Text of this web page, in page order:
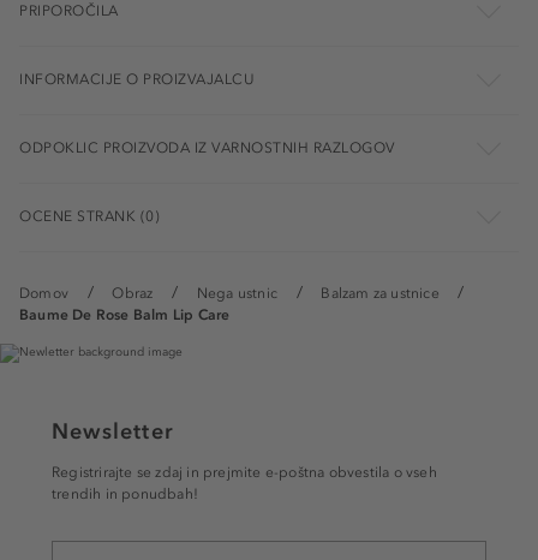
Domov Obraz Nega ustnic
Balzam za ustnice
Baume De Rose Balm Lip Care
PRIPOROČILA
INFORMACIJE O PROIZVAJALCU
ODPOKLIC PROIZVODA IZ VARNOSTNIH RAZLOGOV
OCENE STRANK (0)
Newsletter
Registrirajte se zdaj in prejmite e-poštna obvestila o vseh
trendih in ponudbah!